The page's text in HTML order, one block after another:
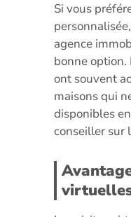
Si vous
agence
bonne
ont souvent
maisons qui
disponibles
conseiller sur